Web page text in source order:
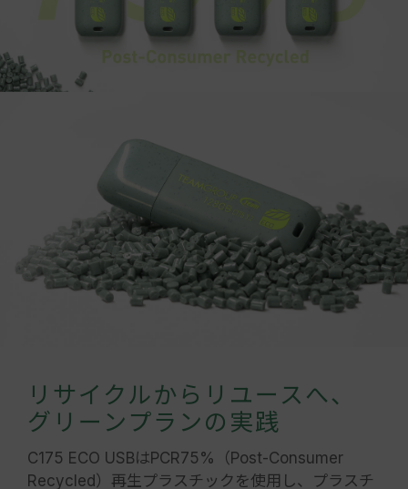
リサイクルからリユースへ、
グリーンプランの実践
C175 ECO USBはPCR75%（Post-Consumer
Recycled）再生プラスチックを使用し、プラスチ